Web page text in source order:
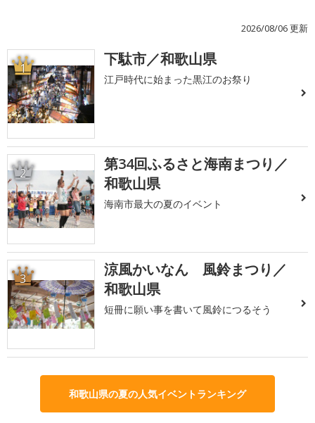
2026/08/06 更新
1 下駄市／和歌山県
江戸時代に始まった黒江のお祭り
2
第34回ふるさと海南まつり／
和歌山県
海南市最大の夏のイベント
3
涼風かいなん 風鈴まつり／
和歌山県
短冊に願い事を書いて風鈴につるそう
和歌山県の夏の人気イベントランキング